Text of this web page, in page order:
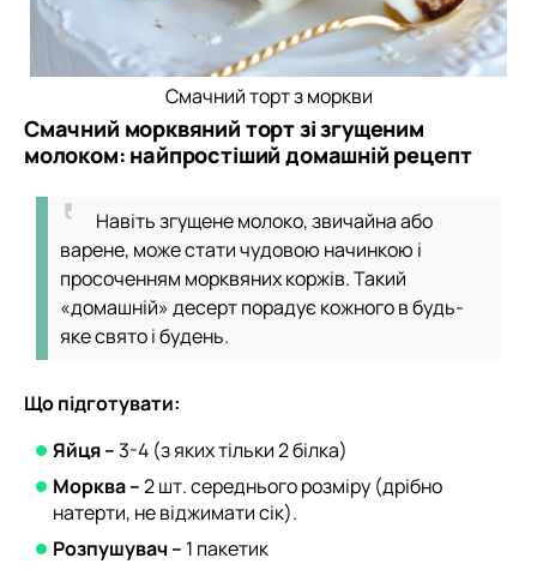
Смачний торт з моркви
Смачний морквяний торт зі згущеним
молоком: найпростіший домашній рецепт
Навіть згущене молоко, звичайна або
варене, може стати чудовою начинкою і
просоченням морквяних коржів. Такий
«домашній» десерт порадує кожного в будь-
яке свято і будень.
Що підготувати:
Яйця –3-4 (з яких тільки 2 білка)
Морква –2 шт. середнього розміру (дрібно
натерти, не віджимати сік).
Розпушувач – 1 пакетик